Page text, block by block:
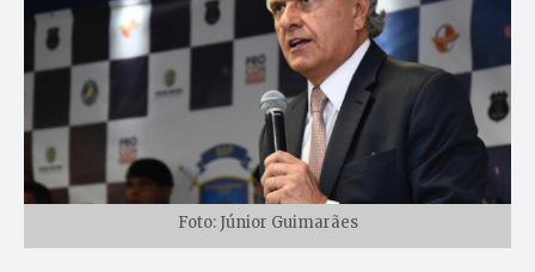
Foto: Júnior Guimarães